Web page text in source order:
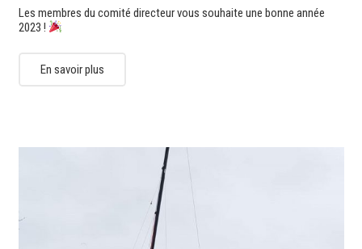
Les membres du comité directeur vous souhaite une bonne année
2023 !
En savoir plus